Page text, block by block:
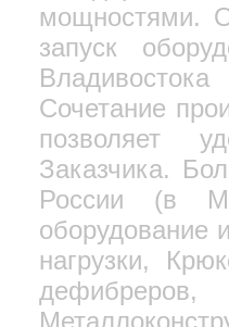
мощностями.
запуск
Сочетание
позволяет
Заказчика.
России (в
оборудование
нагрузки,